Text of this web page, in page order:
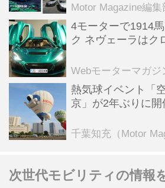
Motor Magazine編集
4モーターで1914
ク ネヴェーラはク
全版／115】
Webモーターマガジ
熱気球イベント「
京」が2年ぶりに
ンテンツも
千葉知充（Motor
次世代モビリティの情報